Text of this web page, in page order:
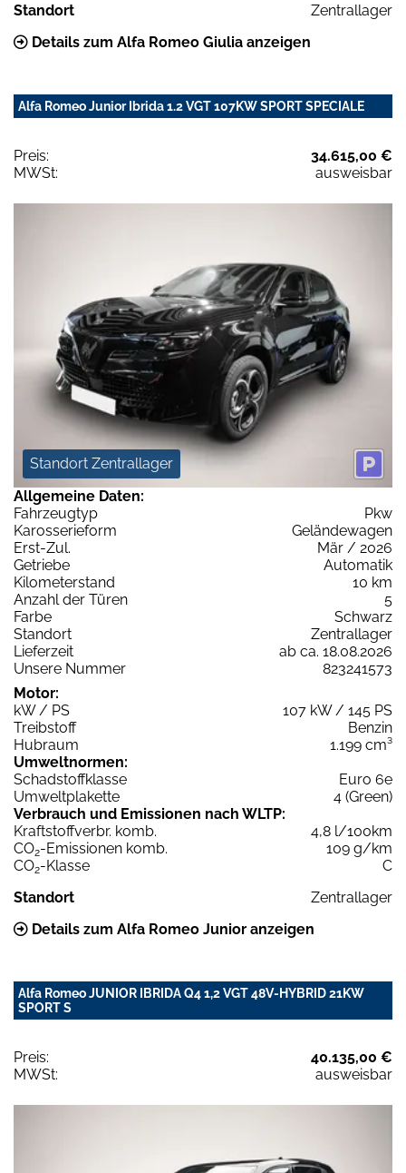
Standort
Zentrallager
Details zum Alfa Romeo Giulia anzeigen
Alfa Romeo Junior Ibrida 1.2 VGT 107KW SPORT SPECIALE
Preis:
34.615,00 €
MWSt:
ausweisbar
Standort Zentrallager
Allgemeine Daten:
Fahrzeugtyp
Pkw
Karosserieform
Geländewagen
Erst-Zul.
Mär / 2026
Getriebe
Automatik
Kilometerstand
10 km
Anzahl der Türen
5
Farbe
Schwarz
Standort
Zentrallager
Lieferzeit
ab ca. 18.08.2026
Unsere Nummer
823241573
Motor:
kW / PS
107 kW / 145 PS
Treibstoff
Benzin
Hubraum
1.199 cm³
Umweltnormen:
Schadstoffklasse
Euro 6e
Umweltplakette
4 (Green)
Verbrauch und Emissionen nach WLTP:
Kraftstoffverbr. komb.
4,8 l/100km
CO2-Emissionen komb.
109 g/km
CO2-Klasse
C
Standort
Zentrallager
Details zum Alfa Romeo Junior anzeigen
Alfa Romeo JUNIOR IBRIDA Q4 1,2 VGT 48V-HYBRID 21KW
SPORT S
Preis:
40.135,00 €
MWSt:
ausweisbar